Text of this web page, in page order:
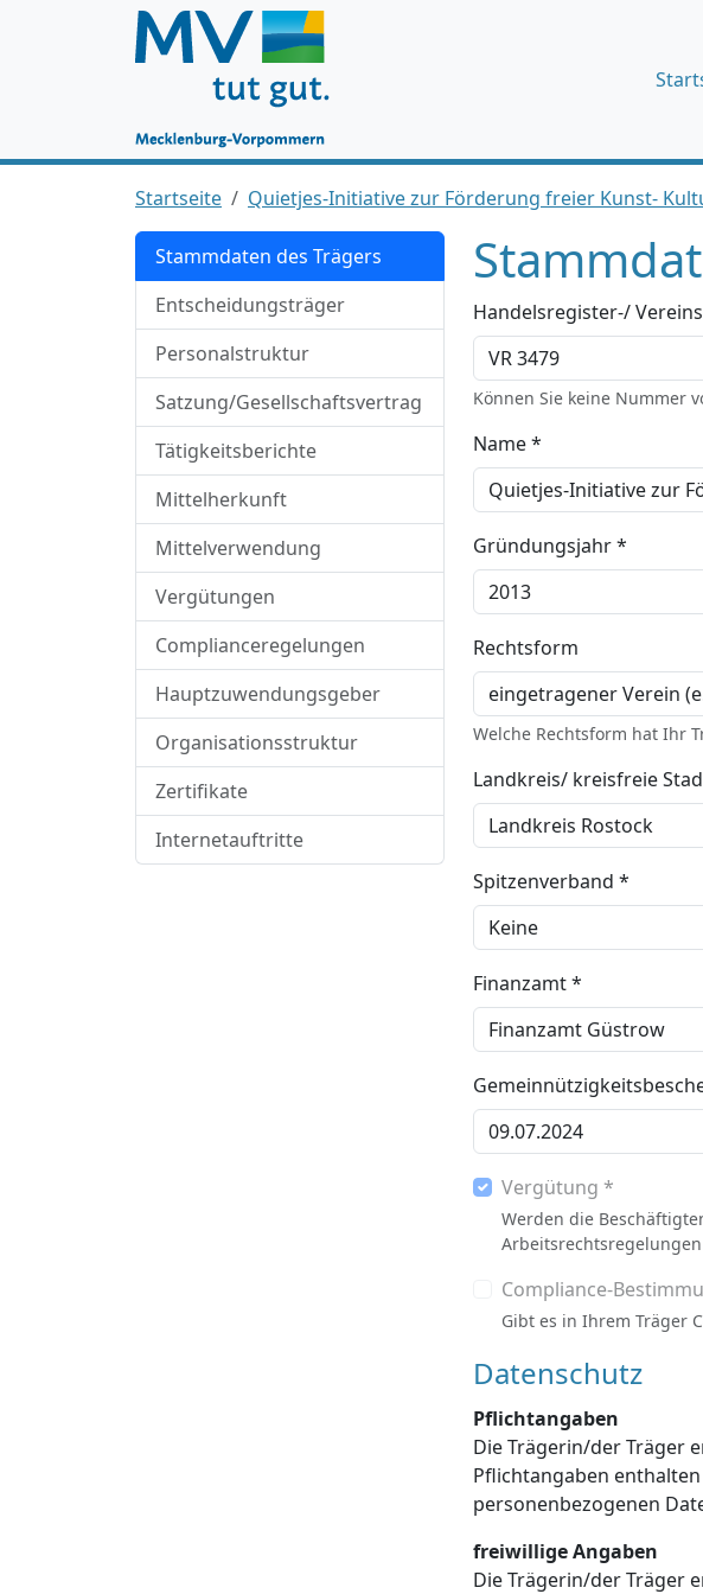
Startseite Quietjes-Initiative zur Förderung freier Kunst-
Stammdaten des Trägers
Entscheidungsträger
Personalstruktur
Satzung/Gesellschaftsvertrag
Tätigkeitsberichte
Mittelherkunft
Mittelverwendung
Vergütungen
Complianceregelungen
Hauptzuwendungsgeber
Organisationsstruktur
Zertifikate
Internetauftritte
Handelsregister-/
Können Sie keine Nummer
Name *
Gründungsjahr *
Rechtsform
Welche Rechtsform hat Ihr
Landkreis/ kreisfreie
Spitzenverband *
Finanzamt *
Vergütung *
Werden die
Compliance-
Gibt es in Ihrem Träger
Datenschutz
Pflichtangaben
Die Trägerin/der Träger
Pflichtangaben enthalten sind, die Datenschutzerklärung des LAGuS über die Verarbeitung dieser
freiwillige Angaben
Die Trägerin/der Träger